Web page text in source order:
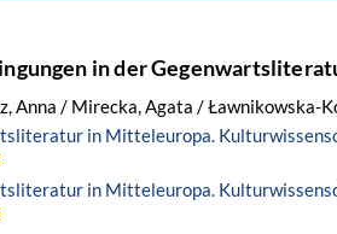
in der
Anna / Mirecka, Agata / Ławnikowska-
in Mitteleuropa.
in Mitteleuropa.